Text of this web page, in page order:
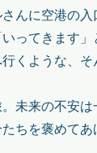
んに空港の
ってきます
くような、そ
未来の不安
ちを褒めてあ